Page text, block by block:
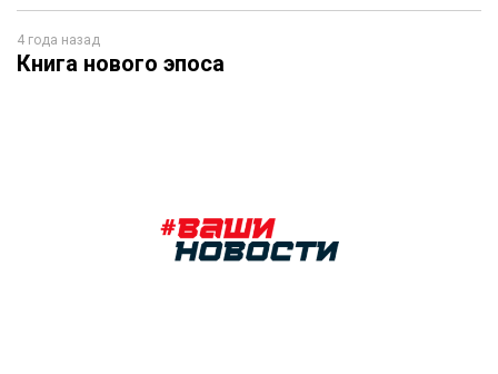
4 года назад
Книга нового эпоса